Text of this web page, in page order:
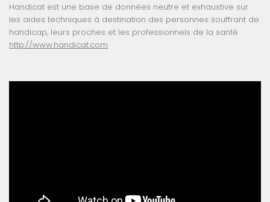
Handicat est une base de données neutre et exhaustive sur
les aides techniques à destination des personnes souffrant de
handicap, leurs proches et les professionnels de la santé
http://www.handicat.com